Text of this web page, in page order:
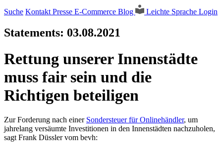
Suche Kontakt Presse E-Commerce Blog Leichte Sprache Login
Statements: 03.08.2021
Rettung unserer Innenstädte
muss fair sein und die
Richtigen beteiligen
Zur Forderung nach einer Sondersteuer für Onlinehändler, um
jahrelang versäumte Investitionen in den Innenstädten nachzuholen,
sagt Frank Düssler vom bevh: